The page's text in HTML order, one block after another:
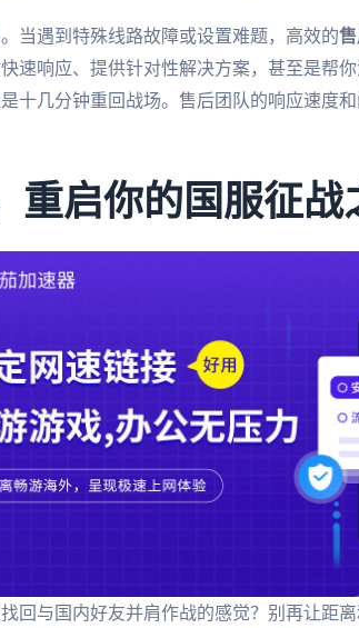
当遇到特殊线路故障或设置难题，高效的
速响应、提供针对性解决方案，甚至是帮
十几分钟重回战场。售后团队的响应速度
重启你的国服征战
回与国内好友并肩作战的感觉？别再让距